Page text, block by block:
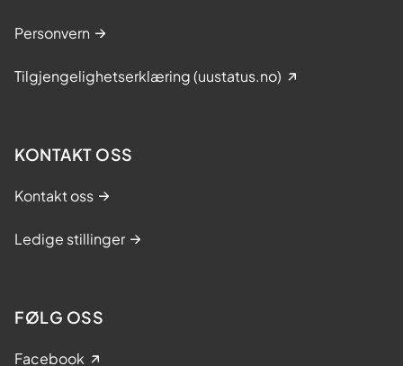
Personvern
Tilgjengelighetserklæring (uustatus.no)
KONTAKT OSS
Kontakt oss
Ledige stillinger
FØLG OSS
Facebook